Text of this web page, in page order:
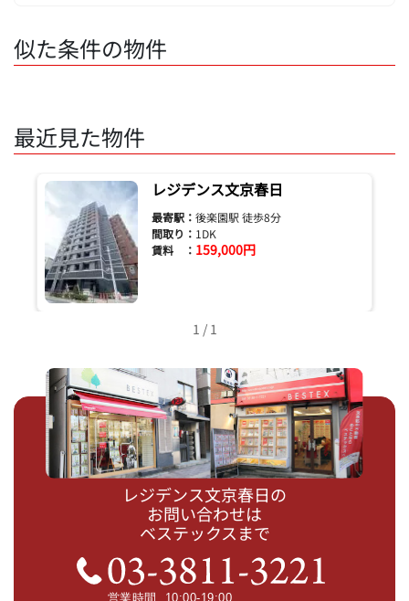
似た条件の物件
最近見た物件
レジデンス文京春日
最寄駅： 後楽園駅 徒歩8分
間取り： 1DK
賃料 ： 159,000円
1 / 1
レジデンス文京春日の
お問い合わせは
ベステックスまで